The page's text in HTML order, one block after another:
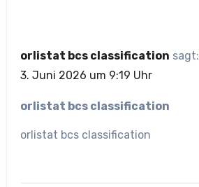
orlistat bcs classification sagt:
3. Juni 2026 um 9:19 Uhr
orlistat bcs classification
orlistat bcs classification